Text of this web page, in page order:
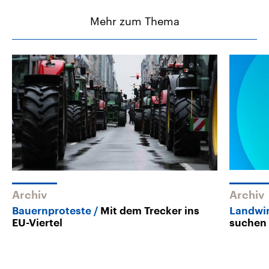
Mehr zum Thema
Archiv
Bauernproteste
Mit dem Trecker ins
EU-Viertel
Archiv